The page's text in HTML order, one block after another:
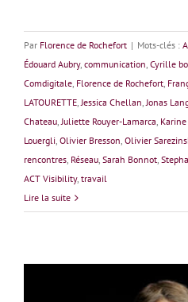
Par Florence de Rochefort | Mots-clés :
Édouard Aubry, communication, Cyrille
Comdigitale, Florence de Rochefort,
LATOURETTE,Jessica Chellan,Jonas
Chateau,Juliette Rouyer-Lamarca,
Louergli, Olivier Bresson, Olivier
rencontres, Réseau, Sarah Bonnot,
ACT Visibility, travail
Lire la suite